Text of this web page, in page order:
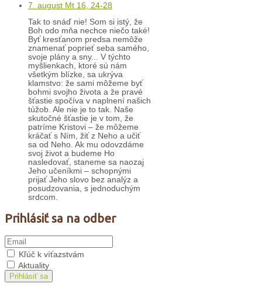
7. august Mt 16, 24-28
Tak to snáď nie! Som si istý, že
Boh odo mňa nechce niečo také!
Byť kresťanom predsa nemôže
znamenať poprieť seba samého,
svoje plány a sny... V týchto
myšlienkach, ktoré sú nám
všetkým blízke, sa ukrýva
klamstvo: že sami môžeme byť
bohmi svojho života a že pravé
šťastie spočíva v naplnení našich
túžob. Ale nie je to tak. Naše
skutočné šťastie je v tom, že
patríme Kristovi – že môžeme
kráčať s Ním, žiť z Neho a učiť
sa od Neho. Ak mu odovzdáme
svoj život a budeme Ho
nasledovať, staneme sa naozaj
Jeho učeníkmi – schopnými
prijať Jeho slovo bez analýz a
posudzovania, s jednoduchým
srdcom.
Prihlásiť sa na odber
Kľúč k víťazstvám
Aktuality
Prihlásiť sa